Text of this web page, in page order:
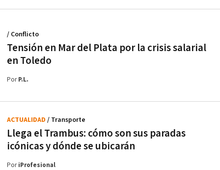
Tensión en Mar del Plata por la crisis salarial
en Toledo
/ Conflicto
PorP.L.
Llega el Trambus: cómo son sus paradas
icónicas y dónde se ubicarán
ACTUALIDAD / Transporte
PoriProfesional